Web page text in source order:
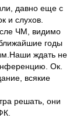
давно еще с
и слухов.
ЧМ, видимо
годы
ждать не
Ок.
всякие
решать, они